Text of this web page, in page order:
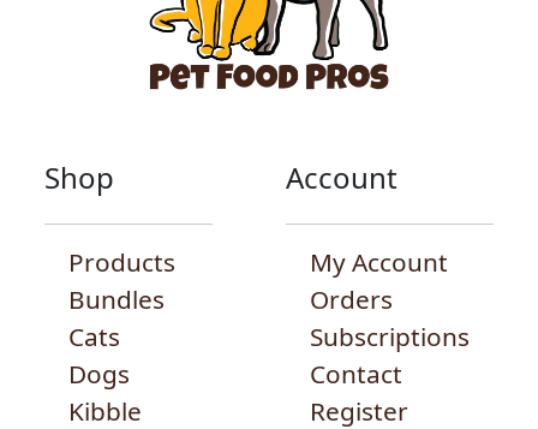
Shop
Products
Bundles
Cats
Dogs
Kibble
Account
My Account
Orders
Subscriptions
Contact
Register